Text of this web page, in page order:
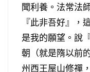
聞利養。法常法
『此非吾好』，
是我的願望。說
朝（就是隋以前
州西王屋山修禪